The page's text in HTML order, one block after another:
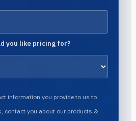
you like pricing for?
information you provide to us to
contact you about our products &